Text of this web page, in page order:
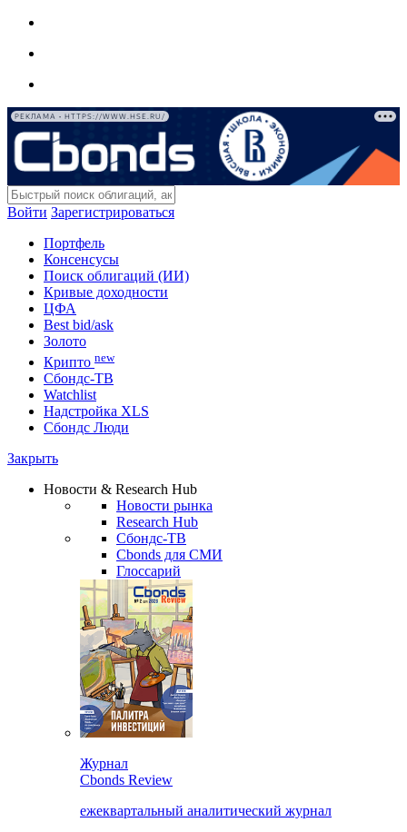
РЕКЛАМА • HTTPS://WWW.HSE.RU/
Войти Зарегистрироваться
Портфель
Консенсусы
Поиск облигаций (ИИ)
Кривые доходности
ЦФА
Best bid/ask
Золото
Крипто new
Сбондс-ТВ
Watchlist
Надстройка XLS
Сбондс Люди
Закрыть
Новости & Research Hub
Новости рынка
Research Hub
Сбондс-ТВ
Cbonds для СМИ
Глоссарий
Журнал
Cbonds Review
ежеквартальный аналитический журнал